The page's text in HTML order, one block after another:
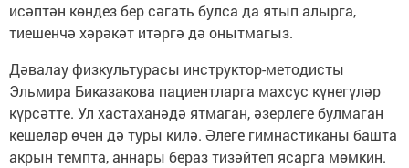
исәптән көндез бер сәгать булса да ятып алырга,
тиешенчә хәрәкәт итәргә дә онытмагыз.
Дәвалау физкультурасы инструктор-методисты
Эльмира Биказакова пациентларга махсус күнегүләр
күрсәтте. Ул хастаханәдә ятмаган, әзерлеге булмаган
кешеләр өчен дә туры килә. Әлеге гимнастиканы башта
акрын темпта, аннары бераз тизәйтеп ясарга мөмкин.